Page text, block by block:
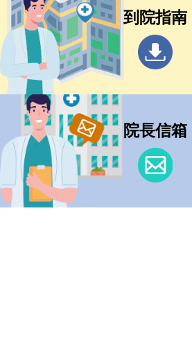
到院指南
院長信箱